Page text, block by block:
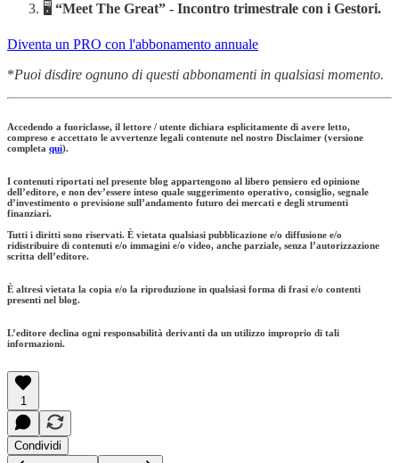
🖥️ “Meet The Great” - Incontro trimestrale con i Gestori.
Diventa un PRO con l'abbonamento annuale
*Puoi disdire ognuno di questi abbonamenti in qualsiasi momento.
Accedendo a fuoriclasse, il lettore / utente dichiara esplicitamente di avere letto,
compreso e accettato le avvertenze legali contenute nel nostro Disclaimer (versione
completa qui).
I contenuti riportati nel presente blog appartengono al libero pensiero ed opinione
dell’editore, e non dev’essere inteso quale suggerimento operativo, consiglio, segnale
d’investimento o previsione sull’andamento futuro dei mercati e degli strumenti
finanziari.
Tutti i diritti sono riservati. È vietata qualsiasi pubblicazione e/o diffusione e/o
ridistribuire di contenuti e/o immagini e/o video, anche parziale, senza l’autorizzazione
scritta dell’editore.
È altresì vietata la copia e/o la riproduzione in qualsiasi forma di frasi e/o contenti
presenti nel blog.
L’editore declina ogni responsabilità derivanti da un utilizzo improprio di tali
informazioni.
1
Condividi